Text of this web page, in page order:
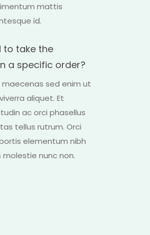
mattis
id.
to take the
a specific order?
maecenas sed enim ut
aliquet. Et
ac orci phasellus
tellus rutrum. Orci
elementum nibh
molestie nunc non.